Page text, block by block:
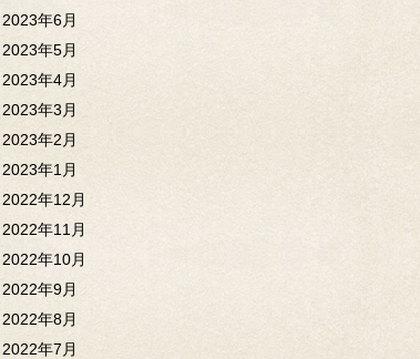
2023年6月
2023年5月
2023年4月
2023年3月
2023年2月
2023年1月
2022年12月
2022年11月
2022年10月
2022年9月
2022年8月
2022年7月